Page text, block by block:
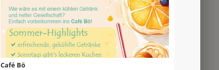
Café Bö